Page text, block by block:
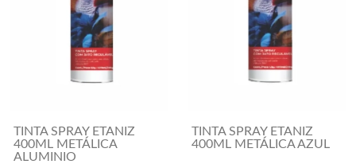
TINTA SPRAY ETANIZ
400ML METÁLICA
ALUMINIO
TINTA SPRAY ETANIZ
400ML METÁLICA AZUL